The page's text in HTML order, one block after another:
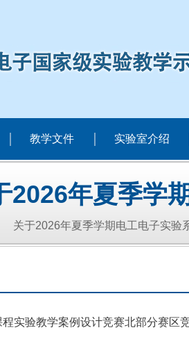
教学文件 实验室介绍
2026年夏季学
关于2026年夏季学期电工电子实验
实验教学案例设计竞赛北部分赛区